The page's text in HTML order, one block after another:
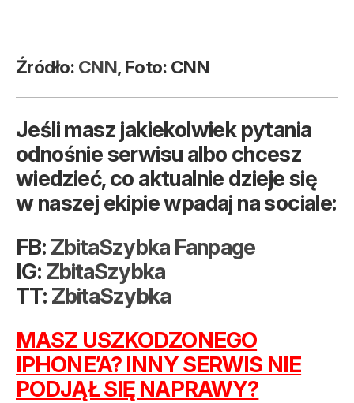
Źródło: CNN, Foto: CNN
Jeśli masz jakiekolwiek pytania
odnośnie serwisu albo chcesz
wiedzieć, co aktualnie dzieje się
w naszej ekipie wpadaj na sociale:
FB: ZbitaSzybka Fanpage
IG: ZbitaSzybka
TT: ZbitaSzybka
MASZ USZKODZONEGO
IPHONE’A? INNY SERWIS NIE
PODJĄŁ SIĘ NAPRAWY?